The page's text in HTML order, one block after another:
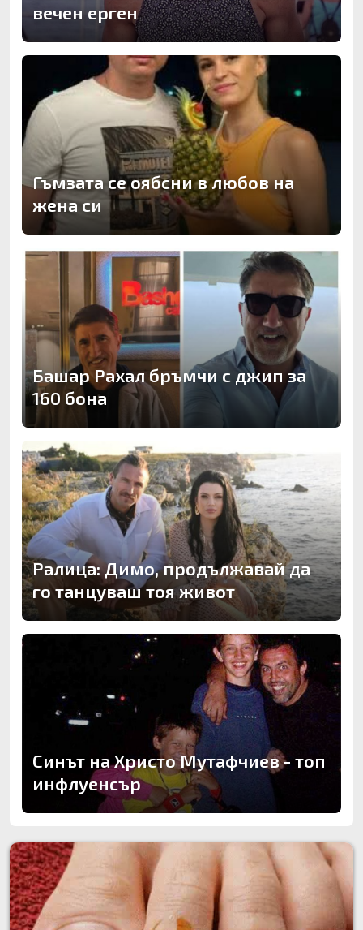
вечен ерген
Гъмзата се оябсни в любов на
жена си
Башар Рахал бръмчи с джип за
160 бона
Ралица: Димо, продължавай да
го танцуваш тоя живот
Синът на Христо Мутафчиев - топ
инфлуенсър